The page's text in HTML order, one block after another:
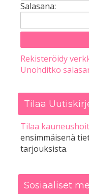
Salasana:
Rekisteröidy
Unohditko
Tilaa
Tilaa
ensimmäisenä
tarjouksista.
Sosiaaliset